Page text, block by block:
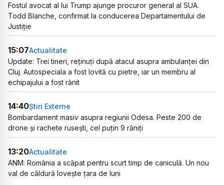
Fostul avocat al lui Trump ajunge procuror general al SUA.
Todd Blanche, confirmat la conducerea Departamentului de
Justiție
15:07Actualitate
Update: Trei tineri, reținuți după atacul asupra ambulanței din
Cluj. Autospeciala a fost lovită cu pietre, iar un membru al
echipajului a fost rănit
14:40Știri Externe
Bombardament masiv asupra regiunii Odesa. Peste 200 de
drone și rachete rusești, cel puțin 9 răniți
13:20Actualitate
ANM: România a scăpat pentru scurt timp de caniculă. Un nou
val de căldură lovește țara de luni